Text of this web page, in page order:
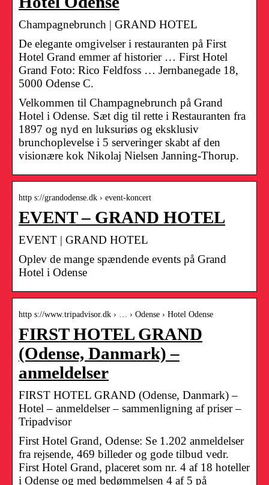
Champagnebrunch | GRAND HOTEL
De elegante omgivelser i restauranten på First
Hotel Grand emmer af historier … First Hotel
Grand Foto: Rico Feldfoss … Jernbanegade 18,
5000 Odense C.
Velkommen til Champagnebrunch på Grand
Hotel i Odense. Sæt dig til rette i Restauranten fra
1897 og nyd en luksuriøs og eksklusiv
brunchoplevelse i 5 serveringer skabt af den
visionære kok Nikolaj Nielsen Janning-Thorup.
http s://grandodense.dk › event-koncert
EVENT – GRAND HOTEL
EVENT | GRAND HOTEL
Oplev de mange spændende events på Grand
Hotel i Odense
http s://www.tripadvisor.dk › … › Odense › Hotel Odense
FIRST HOTEL GRAND
(Odense, Danmark) –
anmeldelser
FIRST HOTEL GRAND (Odense, Danmark) –
Hotel – anmeldelser – sammenligning af priser –
Tripadvisor
First Hotel Grand, Odense: Se 1.202 anmeldelser
fra rejsende, 469 billeder og gode tilbud vedr.
First Hotel Grand, placeret som nr. 4 af 18 hoteller
i Odense og med bedømmelsen 4 af 5 på